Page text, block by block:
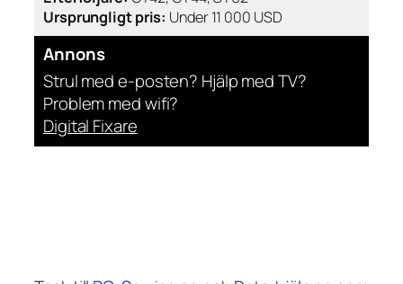
Ursprungligt pris: Under 11 000 USD
Annons
Strul med e-posten? Hjälp med TV?
Problem med wifi?
Digital Fixare